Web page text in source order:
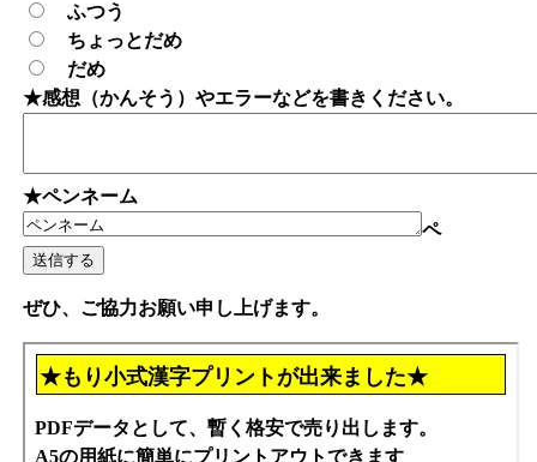
ふつう
ちょっとだめ
だめ
★感想（かんそう）やエラーなどを書きください。
★ペンネーム
ペ
ぜひ、ご協力お願い申し上げます。